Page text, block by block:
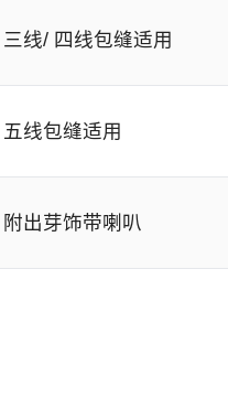
三线/ 四线包缝适用
五线包缝适用
附出芽饰带喇叭